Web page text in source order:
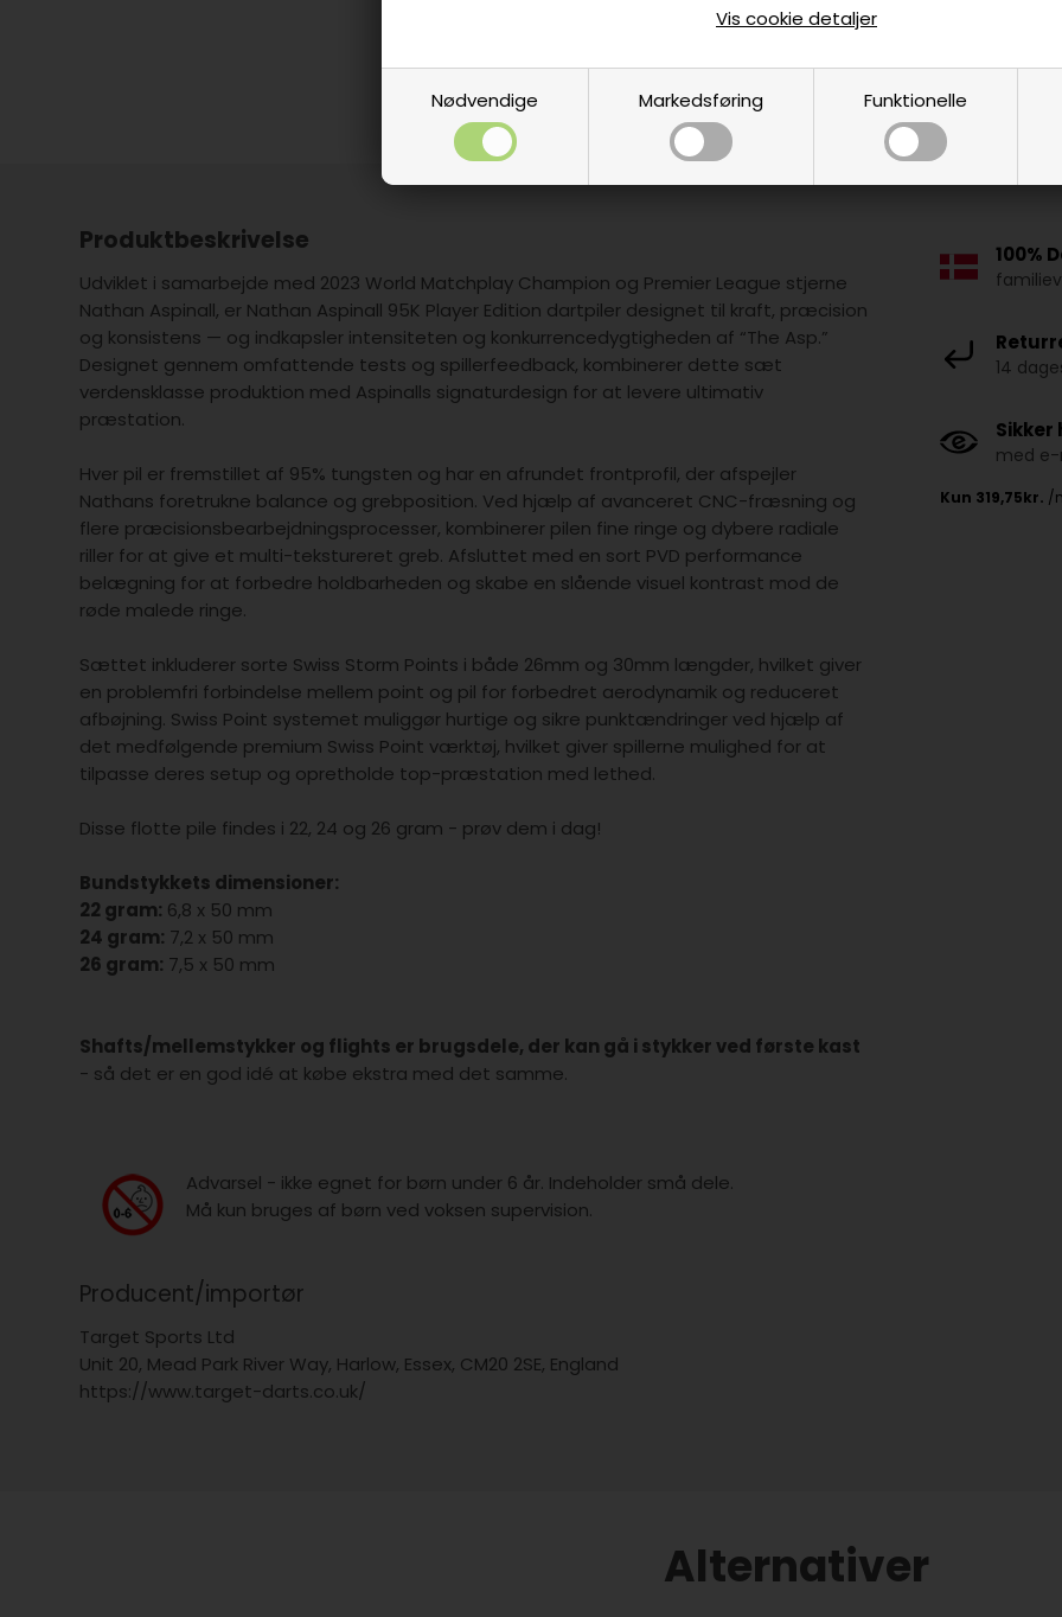
Nødvendige Markedsføring Funktionelle
Vis cookie detaljer
Produktbeskrivelse
Udviklet i samarbejde med 2023 World Matchplay Champion og Premier League stjerne
Nathan Aspinall, er Nathan Aspinall 95K Player Edition dartpiler designet til kraft, præcision
og konsistens — og indkapsler intensiteten og konkurrencedygtigheden af “The Asp.”
Designet gennem omfattende tests og spillerfeedback, kombinerer dette sæt
verdensklasse produktion med Aspinalls signaturdesign for at levere ultimativ
præstation.
Hver pil er fremstillet af 95% tungsten og har en afrundet frontprofil, der afspejler
Nathans foretrukne balance og grebposition. Ved hjælp af avanceret CNC-fræsning og
flere præcisionsbearbejdningsprocesser, kombinerer pilen fine ringe og dybere radiale
riller for at give et multi-tekstureret greb. Afsluttet med en sort PVD performance
belægning for at forbedre holdbarheden og skabe en slående visuel kontrast mod de
røde malede ringe.
Sættet inkluderer sorte Swiss Storm Points i både 26mm og 30mm længder, hvilket giver
en problemfri forbindelse mellem point og pil for forbedret aerodynamik og reduceret
afbøjning. Swiss Point systemet muliggør hurtige og sikre punktændringer ved hjælp af
det medfølgende premium Swiss Point værktøj, hvilket giver spillerne mulighed for at
tilpasse deres setup og opretholde top-præstation med lethed.
Disse flotte pile findes i 22, 24 og 26 gram - prøv dem i dag!
Bundstykkets dimensioner:
22 gram: 6,8 x 50 mm
24 gram: 7,2 x 50 mm
26 gram: 7,5 x 50 mm
Shafts/mellemstykker og flights er brugsdele, der kan gå i stykker ved første kast
- så det er en god idé at købe ekstra med det samme.
Advarsel - ikke egnet for børn under 6 år. Indeholder små dele.
Må kun bruges af børn ved voksen supervision.
Producent/importør
Target Sports Ltd
Unit 20, Mead Park River Way, Harlow, Essex, CM20 2SE, England
https://www.target-darts.co.uk/
100%
14
Sikker
med
Alternativer